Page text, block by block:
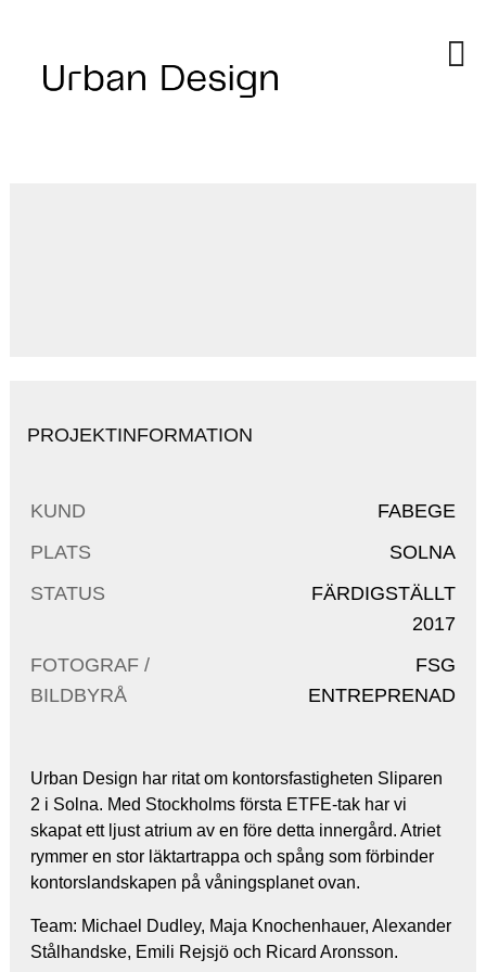
PROJEKTINFORMATION
KUND
FABEGE
PLATS
SOLNA
STATUS
FÄRDIGSTÄLLT
2017
FOTOGRAF /
BILDBYRÅ
FSG
ENTREPRENAD
Urban Design har ritat om kontorsfastigheten Sliparen
2 i Solna. Med Stockholms första ETFE-tak har vi
skapat ett ljust atrium av en före detta innergård. Atriet
rymmer en stor läktartrappa och spång som förbinder
kontorslandskapen på våningsplanet ovan.
Team: Michael Dudley, Maja Knochenhauer, Alexander
Stålhandske, Emili Rejsjö och Ricard Aronsson.